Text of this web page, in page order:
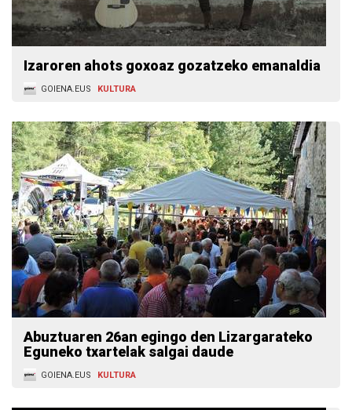
Izaroren ahots goxoaz gozatzeko emanaldia
GOIENA.EUS KULTURA
Abuztuaren 26an egingo den Lizargarateko
Eguneko txartelak salgai daude
GOIENA.EUS KULTURA